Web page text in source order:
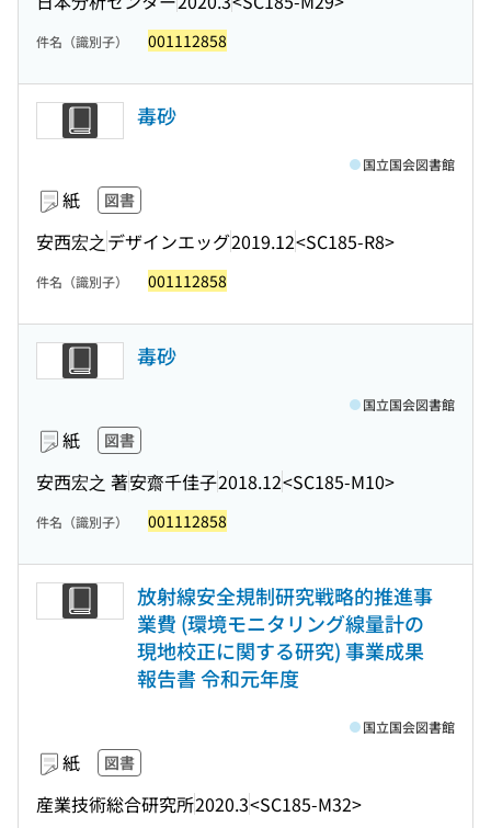
件名（識別子） 001112858
毒砂
紙 図書
安西宏之デザインエッグ2019.12<SC185-R8>
国立国会図書館
件名（識別子） 001112858
毒砂
紙 図書
安西宏之 著安齋千佳子2018.12<SC185-M10>
国立国会図書館
件名（識別子） 001112858
放射線安全規制研究戦略的推進事
業費 (環境モニタリング線量計の
現地校正に関する研究) 事業成果
報告書 令和元年度
紙 図書
産業技術総合研究所2020.3<SC185-M32>
国立国会図書館